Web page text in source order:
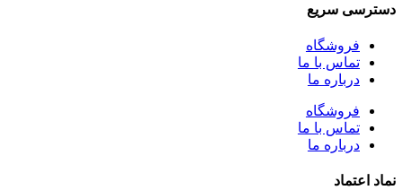
دسترسی سریع
فروشگاه
تماس با ما
درباره ما
فروشگاه
تماس با ما
درباره ما
نماد اعتماد